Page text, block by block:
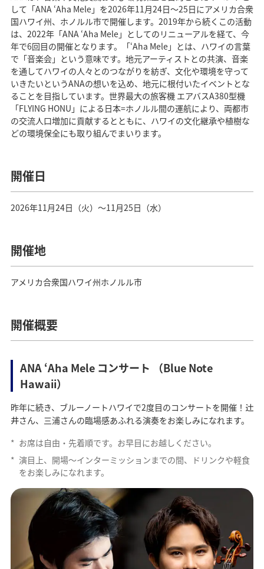
して「ANA ʻAha Mele」を2026年11月24日～25日にアメリカ合衆
国ハワイ州、ホノルル市で開催します。2019年から続くこの活動
は、2022年「ANA ʻAha Mele」としてのリニューアルを経て、今
年で6回目の開催となります。「ʻAha Mele」とは、ハワイの言葉
で「音楽会」という意味です。地元アーティストとの共演、音楽
を通してハワイの人々とのつながりを紡ぎ、文化や環境を守って
いきたいというANAの想いを込め、地元に根付いたイベントとな
ることを目指しています。世界最大の旅客機 エアバスA380型機
「FLYING HONU」による日本=ホノルル間の運航により、両都市
の交流人口増加に貢献するとともに、ハワイの文化継承や植樹な
どの環境保全にも取り組んでまいります。
開催日
2026年11月24日（火）～11月25日（水）
開催地
アメリカ合衆国ハワイ州ホノルル市
開催概要
ANA ʻAha Mele コンサート （Blue Note
Hawaii）
昨年に続き、ブルーノートハワイで2度目のコンサートを開催！ 辻󠄀
井さん、三浦さんの臨場感あふれる演奏をお楽しみになれます。
* お席は自由・先着順です。お早目にお越しください。
* 演目上、開場～インターミッションまでの間、ドリンクや軽食
をお楽しみになれます。